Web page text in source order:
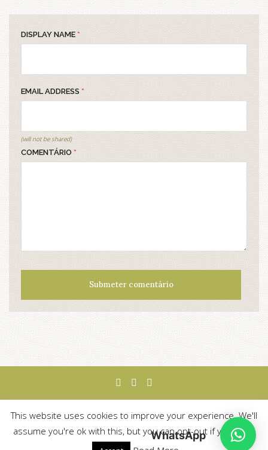
DISPLAY NAME *
EMAIL ADDRESS *
(will not be shared)
COMENTÁRIO *
TERMOS E CONDIÇÕES
WEB DESIGN BY LANCE COLLECTIVE
This website uses cookies to improve your experience. We'll
assume you're ok with this, but you can opt-out if you wish.
WhatsApp